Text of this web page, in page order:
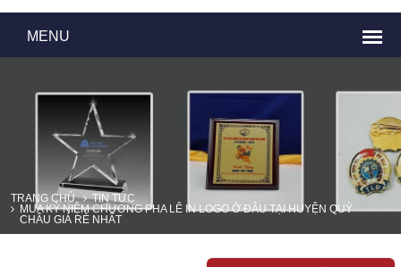
TRANG CHỦ
TIN TỨC
MUA KỶ NIỆM CHƯƠNG PHA LÊ IN LOGO Ở ĐÂU TẠI HUYỆN QUỲ
CHÂU GIÁ RẺ NHẤT